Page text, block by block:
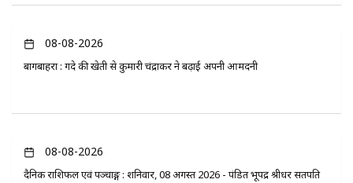
08-08-2026
बागबाहरा : गेंदे की खेती से कुमारी चंद्राकर ने बढ़ाई अपनी आमदनी
08-08-2026
दैनिक राशिफल एवं पञ्चाङ्ग : शनिवार, 08 अगस्त 2026 - पंडित भूपेंद्र श्रीधर सतपति